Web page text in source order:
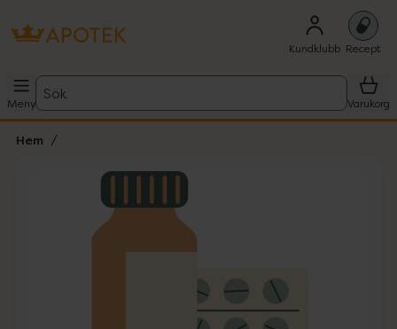
Kundklubb Recept
Meny
Sök
Varukorg
Hem
Lista: . Innehåller 1 objekt.